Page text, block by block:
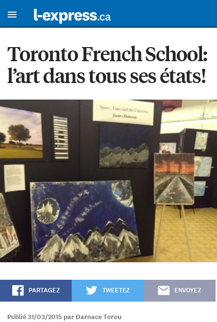
Toronto French School:
l’art dans tous ses états!
PARTAGEZ TWEETEZ ENVOYEZ
Publié 31/03/2015 par Darnace Torou